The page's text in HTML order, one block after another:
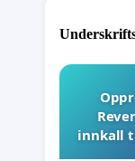
innkall